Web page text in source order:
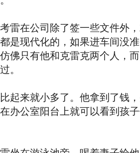
在公司除了签一些文件外，
是现代化的，如果进车间没
佛只有他和克雷克两个人，
。
来就小多了。他拿到了钱，
办公室阳台上就可以看到孩